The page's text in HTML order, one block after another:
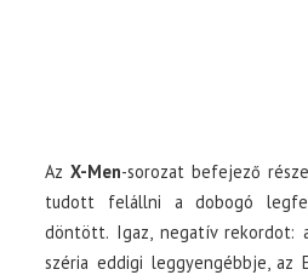
AzX-Men-sorozat befejező
tudott felállni a dobogó
döntött. Igaz, negatív rekordot:
széria eddigi leggyengébbje, az